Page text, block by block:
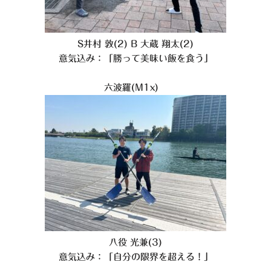
S井村 敦(2) B 大蔵 翔太(2)
意気込み：「勝って美味い飯を食う」
六波羅(M1x)
八役 光兼(3)
意気込み：「自分の限界を超える！」